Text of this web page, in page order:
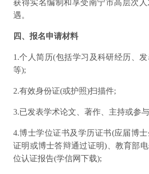
获得实名编制和享受南宁市高层次
遇。
四、报名申请材料
1.个人简历(包括学习及科研经历、
等);
2.有效身份证(或护照)扫描件;
3.已发表学术论文、著作、主持或参
4.博士学位证书及学历证书(应届博
证明或博士答辩通过证明)、教育部
位认证报告(学信网下载);